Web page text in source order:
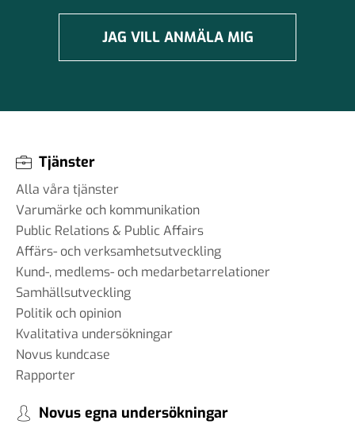
JAG VILL ANMÄLA MIG
Tjänster
Alla våra tjänster
Varumärke och kommunikation
Public Relations & Public Affairs
Affärs- och verksamhetsutveckling
Kund-, medlems- och medarbetarrelationer
Samhällsutveckling
Politik och opinion
Kvalitativa undersökningar
Novus kundcase
Rapporter
Novus egna undersökningar